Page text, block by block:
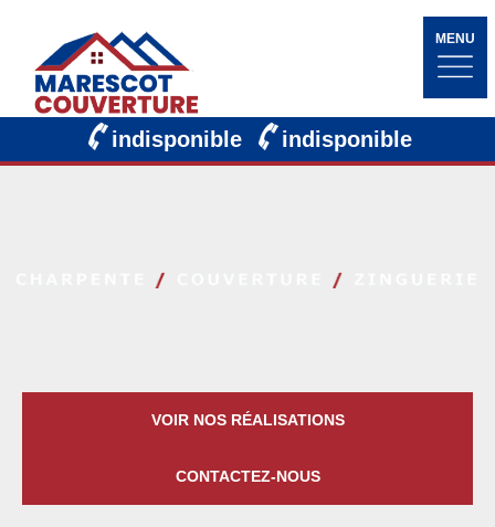
MENU
indisponible indisponible
VOIR NOS RÉALISATIONS
CONTACTEZ-NOUS